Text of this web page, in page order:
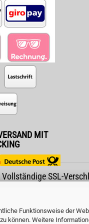
Funktionsweise der
können. Weitere
MIT
Vollständige SSL-